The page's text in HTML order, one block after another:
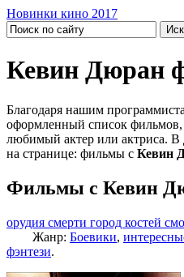
Новинки кино 2017
Кевин Дюран
Благодаря нашим
оформленный список
любимый актер или актриса.
на странице: фильмы с Кевин
Фильмы с Кевин
орудия смерти город костей
Жанр: Боевики,
фэнтези.